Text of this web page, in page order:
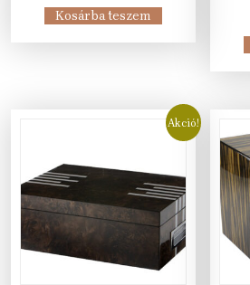
was:
78
is:
45
Kosárba teszem
Akció!